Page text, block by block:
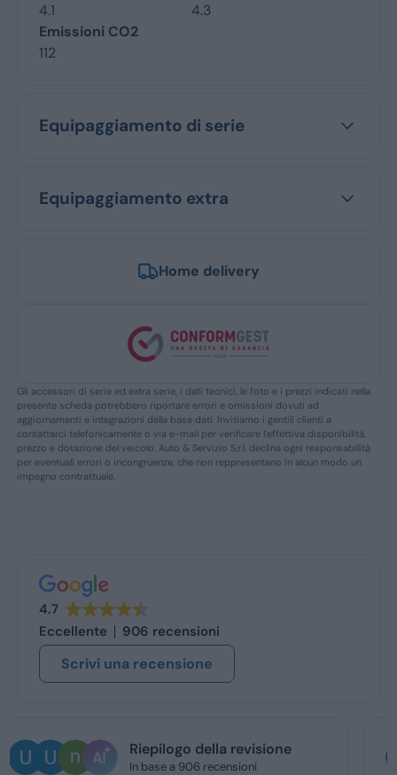
4.1
4.3
Emissioni CO2
112
Equipaggiamento di serie
Equipaggiamento extra
Home delivery
Gli accessori di serie ed extra serie, i dati tecnici, le foto e i prezzi indicati nella
presente scheda potrebbero riportare errori e omissioni dovuti ad
aggiornamenti e integrazioni della base dati. Invitiamo i gentili clienti a
contattarci telefonicamente o via e-mail per verificare l’effettiva disponibilità,
prezzo e dotazione del veicolo. Auto & Servizio S.r.l. declina ogni responsabilità
per eventuali errori o incongruenze, che non reppresentano in alcun modo un
impegno contrattuale.
4.7
Eccellente
906 recensioni
Scrivi una recensione
Ugo Brescia
3 giorni fa